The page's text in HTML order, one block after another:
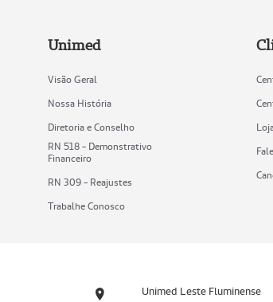
Unimed
Visão Geral
Nossa História
Diretoria e Conselho
RN 518 - Demonstrativo
Financeiro
RN 309 - Reajustes
Trabalhe Conosco
Unimed Leste Fluminense